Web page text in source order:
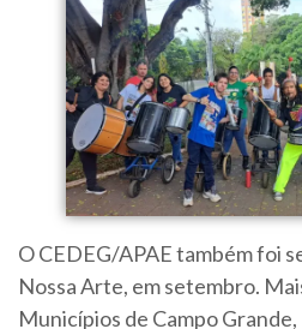
O CEDEG/APAE também foi
Nossa Arte, em setembro.
Municípios de Campo